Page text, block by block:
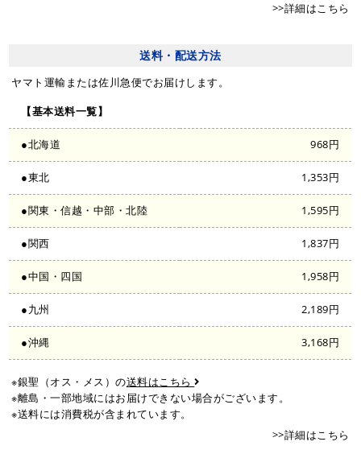
>>詳細はこちら
送料・配送方法
ヤマト運輸または佐川急便でお届けします。
【基本送料一覧】
●北海道 968円
●東北 1,353円
●関東・信越・中部・北陸 1,595円
●関西 1,837円
●中国・四国 1,958円
●九州 2,189円
●沖縄 3,168円
※銀聖（オス・メス）の送料はこちら
※離島・一部地域にはお届けできない場合がございます。
※送料には消費税が含まれています。
>>詳細はこちら